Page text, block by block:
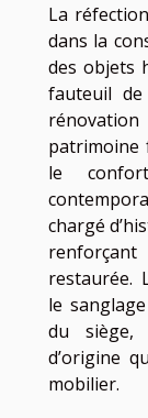
La
dans la
des objets
fauteuil
patrimoine
le
chargé
restaurée.
le
du siège,
d’origine
mobilier.